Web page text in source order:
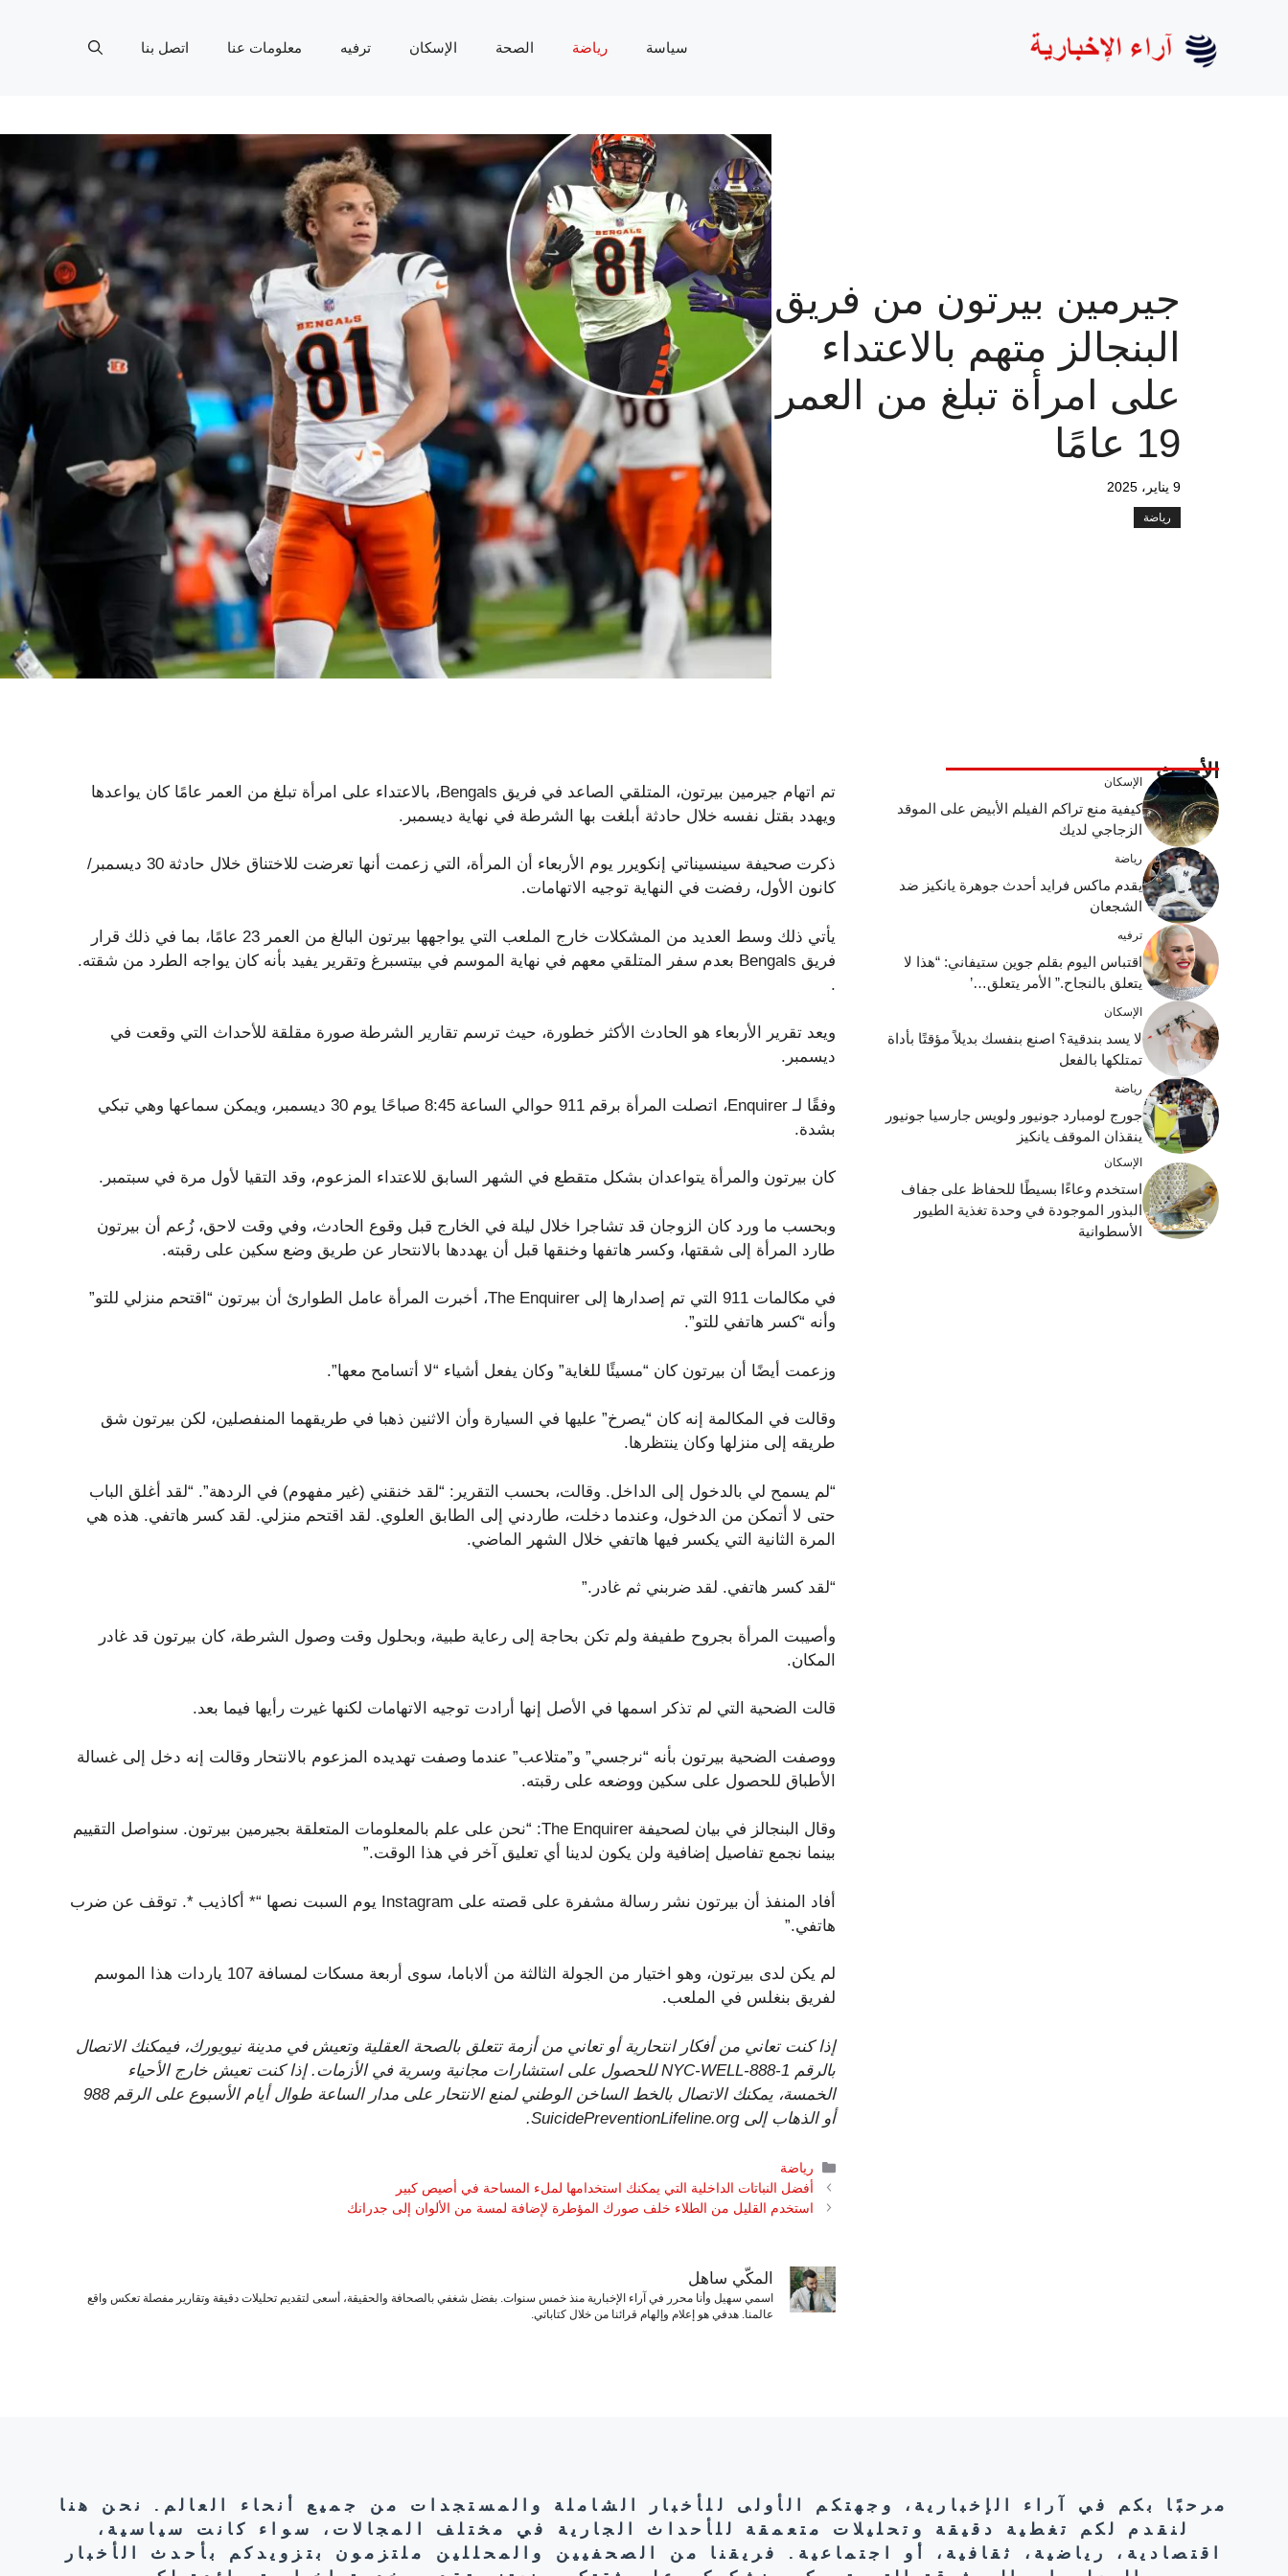
سياسة رياضة الصحة الإسكان ترفيه معلومات عنا اتصل بنا
جيرمين بيرتون من فريق
البنجالز متهم بالاعتداء
على امرأة تبلغ من العمر
19 عامًا
9 يناير، 2025
رياضة
تم اتهام جيرمين بيرتون، المتلقي الصاعد في فريق Bengals، بالاعتداء على امرأة تبلغ من العمر عامًا كان يواعدها
ويهدد بقتل نفسه خلال حادثة أبلغت بها الشرطة في نهاية ديسمبر.
ذكرت صحيفة سينسيناتي إنكويرر يوم الأربعاء أن المرأة، التي زعمت أنها تعرضت للاختناق خلال حادثة 30 ديسمبر/
كانون الأول، رفضت في النهاية توجيه الاتهامات.
يأتي ذلك وسط العديد من المشكلات خارج الملعب التي يواجهها بيرتون البالغ من العمر 23 عامًا، بما في ذلك قرار
فريق Bengals بعدم سفر المتلقي معهم في نهاية الموسم في بيتسبرغ وتقرير يفيد بأنه كان يواجه الطرد من شقته.
.
ويعد تقرير الأربعاء هو الحادث الأكثر خطورة، حيث ترسم تقارير الشرطة صورة مقلقة للأحداث التي وقعت في
ديسمبر.
وفقًا لـ Enquirer، اتصلت المرأة برقم 911 حوالي الساعة 8:45 صباحًا يوم 30 ديسمبر، ويمكن سماعها وهي تبكي
بشدة.
كان بيرتون والمرأة يتواعدان بشكل متقطع في الشهر السابق للاعتداء المزعوم، وقد التقيا لأول مرة في سبتمبر.
وبحسب ما ورد كان الزوجان قد تشاجرا خلال ليلة في الخارج قبل وقوع الحادث، وفي وقت لاحق، زُعم أن بيرتون
طارد المرأة إلى شقتها، وكسر هاتفها وخنقها قبل أن يهددها بالانتحار عن طريق وضع سكين على رقبته.
في مكالمات 911 التي تم إصدارها إلى The Enquirer، أخبرت المرأة عامل الطوارئ أن بيرتون “اقتحم منزلي للتو”
وأنه “كسر هاتفي للتو”.
وزعمت أيضًا أن بيرتون كان “مسيئًا للغاية” وكان يفعل أشياء “لا أتسامح معها”.
وقالت في المكالمة إنه كان “يصرخ” عليها في السيارة وأن الاثنين ذهبا في طريقهما المنفصلين، لكن بيرتون شق
طريقه إلى منزلها وكان ينتظرها.
“لم يسمح لي بالدخول إلى الداخل. وقالت، بحسب التقرير: “لقد خنقني (غير مفهوم) في الردهة”. “لقد أغلق الباب
حتى لا أتمكن من الدخول، وعندما دخلت، طاردني إلى الطابق العلوي. لقد اقتحم منزلي. لقد كسر هاتفي. هذه هي
المرة الثانية التي يكسر فيها هاتفي خلال الشهر الماضي.
“لقد كسر هاتفي. لقد ضربني ثم غادر.”
وأصيبت المرأة بجروح طفيفة ولم تكن بحاجة إلى رعاية طبية، وبحلول وقت وصول الشرطة، كان بيرتون قد غادر
المكان.
قالت الضحية التي لم تذكر اسمها في الأصل إنها أرادت توجيه الاتهامات لكنها غيرت رأيها فيما بعد.
ووصفت الضحية بيرتون بأنه “نرجسي” و”متلاعب” عندما وصفت تهديده المزعوم بالانتحار وقالت إنه دخل إلى غسالة
الأطباق للحصول على سكين ووضعه على رقبته.
وقال البنجالز في بيان لصحيفة The Enquirer: “نحن على علم بالمعلومات المتعلقة بجيرمين بيرتون. سنواصل التقييم
بينما نجمع تفاصيل إضافية ولن يكون لدينا أي تعليق آخر في هذا الوقت.”
أفاد المنفذ أن بيرتون نشر رسالة مشفرة على قصته على Instagram يوم السبت نصها “* أكاذيب *. توقف عن ضرب
هاتفي.”
لم يكن لدى بيرتون، وهو اختيار من الجولة الثالثة من ألاباما، سوى أربعة مسكات لمسافة 107 ياردات هذا الموسم
لفريق بنغلس في الملعب.
إذا كنت تعاني من أفكار انتحارية أو تعاني من أزمة تتعلق بالصحة العقلية وتعيش في مدينة نيويورك، فيمكنك الاتصال
بالرقم 1-888-NYC-WELL للحصول على استشارات مجانية وسرية في الأزمات. إذا كنت تعيش خارج الأحياء
الخمسة، يمكنك الاتصال بالخط الساخن الوطني لمنع الانتحار على مدار الساعة طوال أيام الأسبوع على الرقم 988
أو الذهاب إلى SuicidePreventionLifeline.org.
التصنيفات
رياضة
أفضل النباتات الداخلية التي يمكنك استخدامها لملء المساحة في أصيص كبير
استخدم القليل من الطلاء خلف صورك المؤطرة لإضافة لمسة من الألوان إلى جدرانك
المكّي ساهل
اسمي سهيل وأنا محرر في آراء الإخبارية منذ خمس سنوات. بفضل شغفي بالصحافة والحقيقة، أسعى لتقديم تحليلات دقيقة وتقارير مفصلة تعكس واقع
عالمنا. هدفي هو إعلام وإلهام قرائنا من خلال كتاباتي.
الأحدث الإسكان
كيفية منع تراكم الفيلم الأبيض على الموقد
الزجاجي لديك
رياضة
يقدم ماكس فرايد أحدث جوهرة يانكيز ضد
الشجعان
ترفيه
اقتباس اليوم بقلم جوين ستيفاني: “هذا لا
يتعلق بالنجاح.” الأمر يتعلق…’
الإسكان
لا يسد بندقية؟ اصنع بنفسك بديلاً مؤقتًا بأداة
تمتلكها بالفعل
رياضة
جورج لومبارد جونيور ولويس جارسيا جونيور
ينقذان الموقف يانكيز
الإسكان
استخدم وعاءًا بسيطًا للحفاظ على جفاف
البذور الموجودة في وحدة تغذية الطيور
الأسطوانية
مرحبًا بكم في آراء الإخبارية، وجهتكم الأولى للأخبار الشاملة والمستجدات من جميع أنحاء العالم. نحن هنا
لنقدم لكم تغطية دقيقة وتحليلات متعمقة للأحداث الجارية في مختلف المجالات، سواء كانت سياسية،
اقتصادية، رياضية، ثقافية، أو اجتماعية. فريقنا من الصحفيين والمحللين ملتزمون بتزويدكم بأحدث الأخبار